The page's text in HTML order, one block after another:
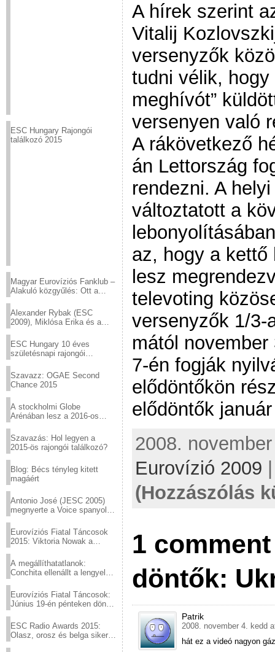
ESC Hungary Rajongói
találkozó 2015
Magyar Eurovíziós Fanklub –
Alakuló közgyűlés: Ott a
Alexander Rybak (ESC
2009), Miklósa Erika és a
sztárjai a Margitszigeten
ESC Hungary 10 éves
születésnapi rajongói
Szavazz: OGAE Second
Chance 2015
A stockholmi Globe
Arénában lesz a 2016-os
Szavazás: Hol legyen a
2015-ös rajongói találkozó?
Blog: Bécs tényleg kitett
magáért
Antonio José (JESC 2005)
megnyerte a Voice spanyol
Eurovíziós Fiatal Táncosok
2015: Viktoria Nowak a
A megállíthatatlanok:
Conchita ellenállt a lengyel
Eurovíziós Fiatal Táncosok:
Június 19-én pénteken döntő
ESC Radio Awards 2015:
Olasz, orosz és belga siker,
A hírek szerint
Vitalij
versenyzők
tudni vélik, hogy
meghívót”
versenyen való
A rákövetkező
án Lettország
rendezni. A
változtatott a
az, hogy a kettő
lesz
televoting
versenyzők 1/3-
mától
7-én fogják
elődöntőkön
elődöntők
2008.
Eurovízió 2009
(Hozzászólás
1
döntők:
Patrik
2008. november 4. kedd
hát ez a videó nagyon